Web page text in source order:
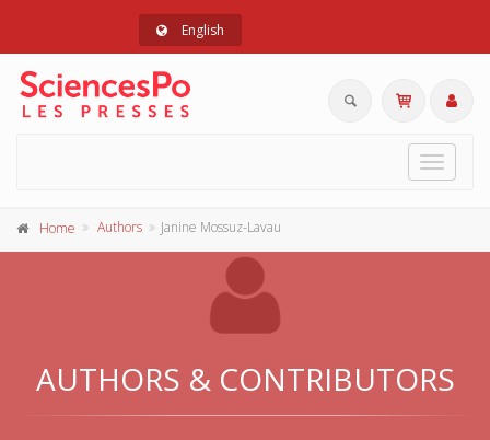
English
Toggle
Home Authors Janine Mossuz-Lavau
AUTHORS & CONTRIBUTORS